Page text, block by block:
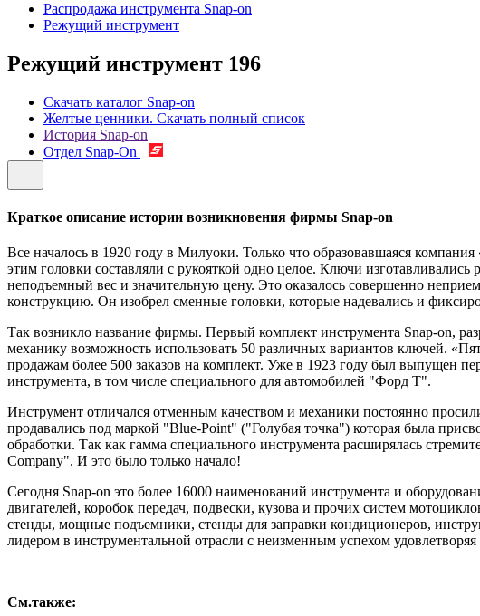
Распродажа инструмента Snap-on
Режущий инструмент
Режущий инструмент 196
Скачать каталог Snap-on
Желтые ценники. Скачать полный список
История Snap-on
Отдел Snap-On
Краткое описание истории возникновения фирмы Snap-on
Все началось в 1920 году в Милуоки. Только что образовавшаяся
этим головки составляли с рукояткой одно целое. Ключи
неподъемный вес и значительную цену. Это оказалось совершенно
конструкцию. Он изобрел сменные головки, которые надевались и
Так возникло название фирмы. Первый комплект инструмента Snap-on,
механику возможность использовать 50 различных вариантов ключей.
продажам более 500 заказов на комплект. Уже в 1923 году был выпущен
инструмента, в том числе специального для автомобилей "Форд Т".
Инструмент отличался отменным качеством и механики постоянно
продавались под маркой "Blue-Point" ("Голубая точка") которая была
обработки. Так как гамма специального инструмента расширялась
Company". И это было только начало!
Сегодня Snap-on это более 16000 наименований инструмента и
двигателей, коробок передач, подвески, кузова и прочих систем
стенды, мощные подъемники, стенды для заправки кондиционеров,
лидером в инструментальной отрасли с неизменным успехом
См.также: